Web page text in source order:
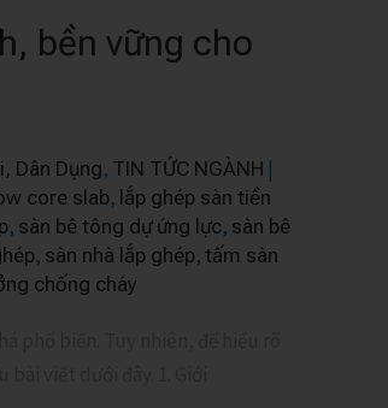
bền vững cho
Dân Dụng, TIN TỨC NGÀNH |
core slab, lắp ghép sàn tiền
, sàn bê tông dự ứng lực, sàn bê
, sàn nhà lắp ghép, tấm sàn
chống cháy
viết dưới đây. 1. Giới